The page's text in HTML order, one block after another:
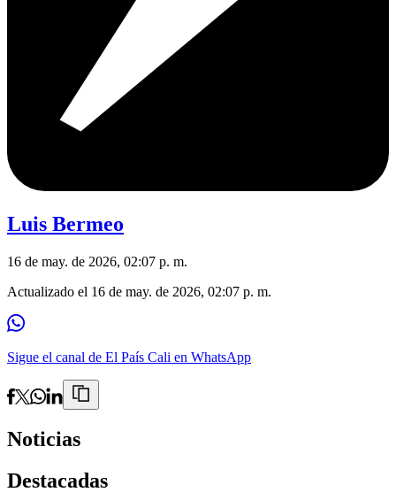
Luis Bermeo
16 de may. de 2026, 02:07 p. m.
Actualizado el 16 de may. de 2026, 02:07 p. m.
Sigue el canal de El País Cali en WhatsApp
Noticias
Destacadas